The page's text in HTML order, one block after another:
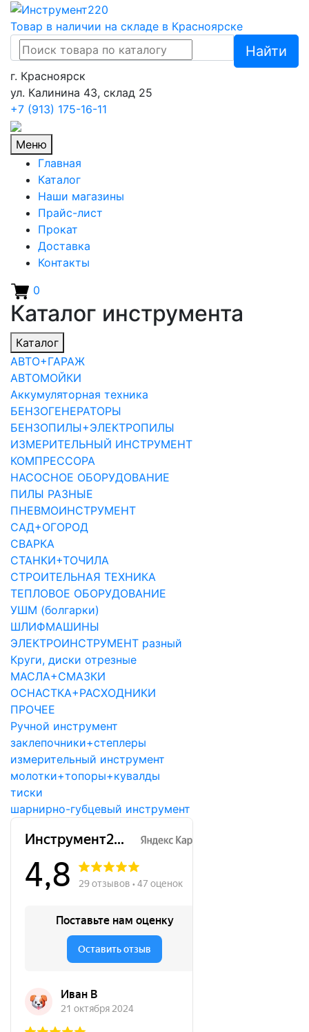
Товар в наличии на складе в Красноярске
Найти
г. Красноярск
ул. Калинина 43, склад 25
+7 (913) 175-16-11
Меню
Главная
Каталог
Наши магазины
Прайс-лист
Прокат
Доставка
Контакты
0
Каталог инструмента
Каталог
АВТО+ГАРАЖ
АВТОМОЙКИ
Аккумуляторная техника
БЕНЗОГЕНЕРАТОРЫ
БЕНЗОПИЛЫ+ЭЛЕКТРОПИЛЫ
ИЗМЕРИТЕЛЬНЫЙ ИНСТРУМЕНТ
КОМПРЕССОРА
НАСОСНОЕ ОБОРУДОВАНИЕ
ПИЛЫ РАЗНЫЕ
ПНЕВМОИНСТРУМЕНТ
САД+ОГОРОД
СВАРКА
СТАНКИ+ТОЧИЛА
СТРОИТЕЛЬНАЯ ТЕХНИКА
ТЕПЛОВОЕ ОБОРУДОВАНИЕ
УШМ (болгарки)
ШЛИФМАШИНЫ
ЭЛЕКТРОИНСТРУМЕНТ разный
Круги, диски отрезные
МАСЛА+СМАЗКИ
ОСНАСТКА+РАСХОДНИКИ
ПРОЧЕЕ
Ручной инструмент
заклепочники+степлеры
измерительный инструмент
молотки+топоры+кувалды
тиски
шарнирно-губцевый инструмент